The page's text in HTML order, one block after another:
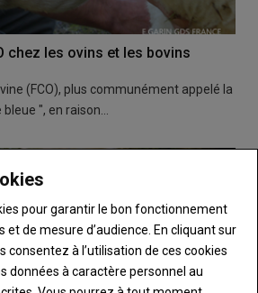
chez les ovins et les bovins
(FCO), plus communément appelé la
", en raison…
pour garantir le bon fonctionnement
et de mesure d’audience. En cliquant sur
consentez à l’utilisation de ces cookies
données à caractère personnel au